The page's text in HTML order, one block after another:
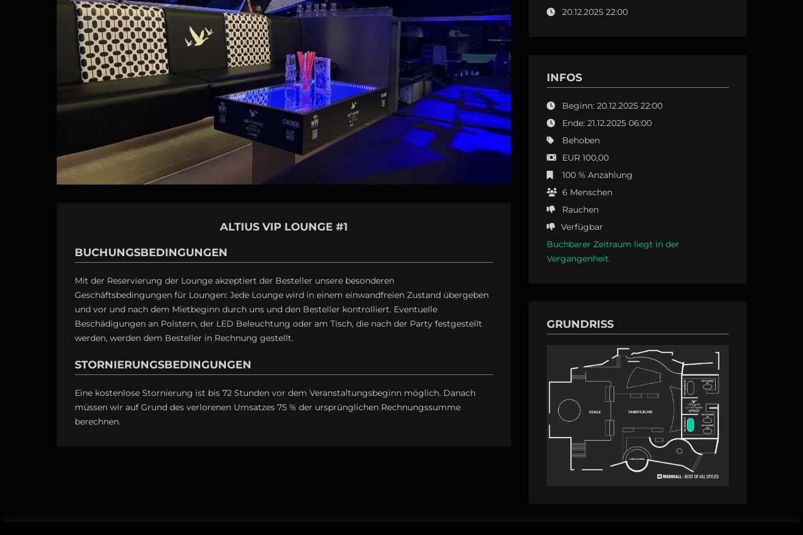
ALTIUS VIP LOUNGE #1
BUCHUNGSBEDINGUNGEN
Mit der Reservierung der Lounge akzeptiert der Besteller unsere besonderen
Geschäftsbedingungen für Loungen: Jede Lounge wird in einem einwandfreien Zustand übergeben
und vor und nach dem Mietbeginn durch uns und den Besteller kontrolliert. Eventuelle
Beschädigungen an Polstern, der LED Beleuchtung oder am Tisch, die nach der Party festgestellt
werden, werden dem Besteller in Rechnung gestellt.
STORNIERUNGSBEDINGUNGEN
Eine kostenlose Stornierung ist bis 72 Stunden vor dem Veranstaltungsbeginn möglich. Danach
müssen wir auf Grund des verlorenen Umsatzes 75 % der ursprünglichen Rechnungssumme
berechnen.
20.12.2025 22:00
INFOS
Beginn: 20.12.2025 22:00
Ende: 21.12.2025 06:00
Behoben
EUR 100,00
100 % Anzahlung
6 Menschen
Rauchen
Verfügbar
Buchbarer Zeitraum liegt in der
Vergangenheit.
GRUNDRISS